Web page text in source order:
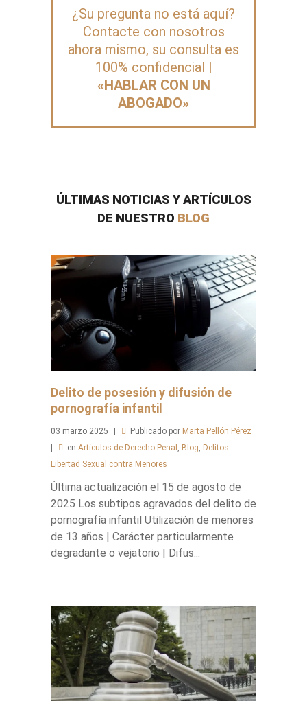
¿Su pregunta no está aquí?
Contacte con nosotros
ahora mismo, su consulta es
100% confidencial |
«HABLAR CON UN
ABOGADO»
ÚLTIMAS NOTICIAS Y ARTÍCULOS
DE NUESTRO BLOG
Delito de posesión y difusión de
pornografía infantil
03 marzo 2025 Publicado por Marta Pellón Pérez
en Artículos de Derecho Penal , Blog, Delitos
Libertad Sexual contra Menores
Última actualización el 15 de agosto de
2025 Los subtipos agravados del delito de
pornografía infantil Utilización de menores
de 13 años | Carácter particularmente
degradante o vejatorio | Difus...